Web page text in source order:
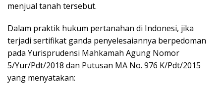
menjual tanah tersebut.
Dalam praktik hukum pertanahan di Indonesi, jika
terjadi sertifikat ganda penyelesaiannya berpedoman
pada Yurisprudensi Mahkamah Agung Nomor
5/Yur/Pdt/2018 dan Putusan MA No. 976 K/Pdt/2015
yang menyatakan: